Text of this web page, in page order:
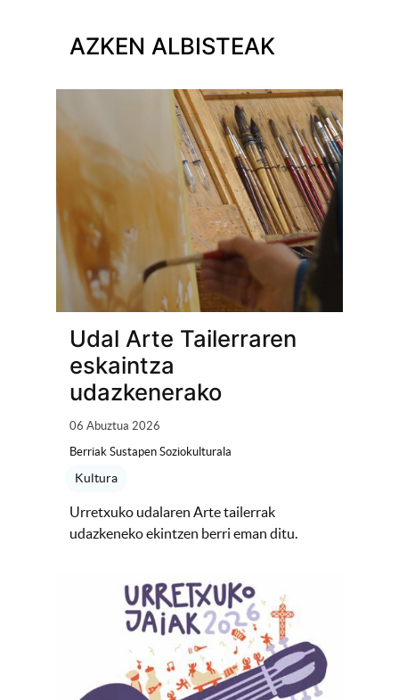
AZKEN ALBISTEAK
Udal Arte Tailerraren
eskaintza
udazkenerako
06 Abuztua 2026
Berriak Sustapen Soziokulturala
Kultura
Urretxuko udalaren Arte tailerrak
udazkeneko ekintzen berri eman ditu.